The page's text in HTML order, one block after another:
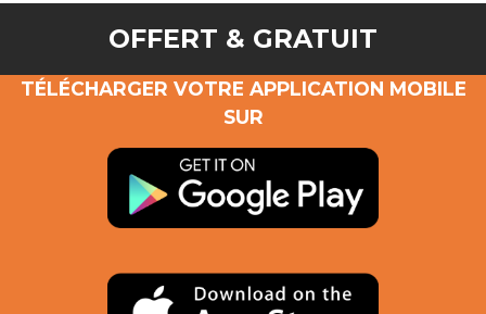
OFFERT & GRATUIT
TÉLÉCHARGER VOTRE APPLICATION MOBILE
SUR